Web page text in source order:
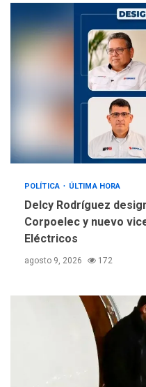
4
POLÍTICA ÚLTIMA HORA
Delcy Rodríguez
Corpoelec y nuevo
Eléctricos
agosto 9, 2026 172